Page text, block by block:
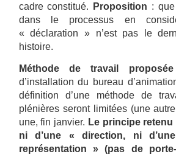
cadre constitué.
Proposition :
dans le processus en
« déclaration » n’est pas le
histoire.
Méthode de travail
d’installation du bureau
définition d’une méthode de
plénières seront limitées (une
une, fin janvier. Le principe retenu
ni d’une « direction, ni
représentation » (pas de